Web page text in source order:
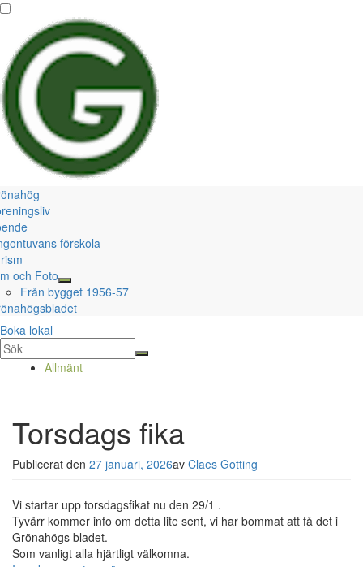
förskola
och Foto
Från bygget 1956-57
Boka lokal
Allmänt
Torsdags fika
Publicerat den 27 januari, 2026av Claes Gotting
Vi startar upp torsdagsfikat nu den 29/1 .
Tyvärr kommer info om detta lite sent, vi har bommat att få det i
Grönahögs bladet.
Som vanligt alla hjärtligt välkomna.